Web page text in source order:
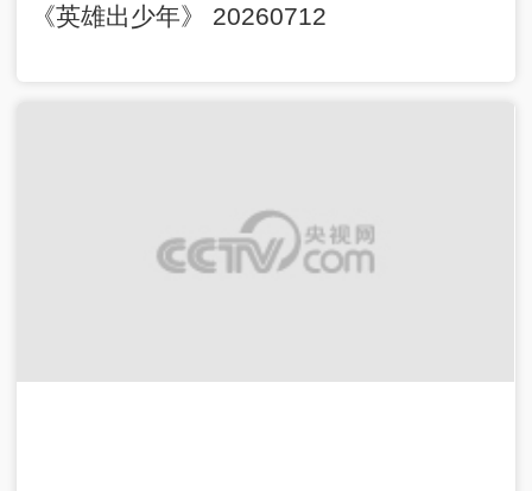
《英雄出少年》 20260712